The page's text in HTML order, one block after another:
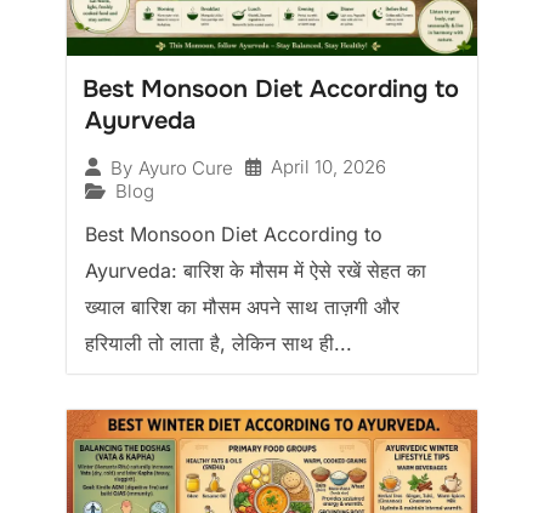
Best Monsoon Diet According to
Ayurveda
By Ayuro Cure
April 10, 2026
Blog
Best Monsoon Diet According to
Ayurveda: बारिश के मौसम में ऐसे रखें सेहत का
ख्याल बारिश का मौसम अपने साथ ताज़गी और
हरियाली तो लाता है, लेकिन साथ ही...